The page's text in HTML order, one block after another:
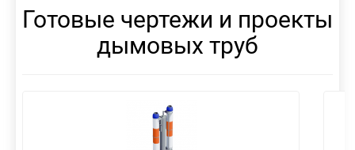
Готовые чертежи и проекты
дымовых труб